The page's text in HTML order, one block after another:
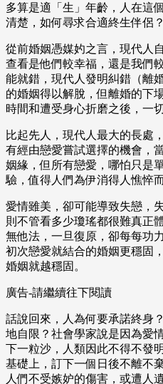
多算是適「生」年齡，人在這
清楚，如何尋求合適終生伴侶？
從前婚姻憑媒妁之言，現代人
查看是他們較幸福，還是我們
能就錯，現代人發明糾錯（離
的婚姻得以解脫，但離婚的下
時間和遭受身心折磨之後，一
比起先人，現代人最大的長處
有經由戀愛嘗試選擇的機會，
姻緣，但所有戀愛，哪怕只是
驗，值得人們為伊消得人憔悴
愛情雖美，卻可能導致失戀，
則不管看多少瓊瑤都很難真正
無他法，一旦復原，卻每每功
初次戀愛就結合的婚姻更穩固
婚姻就越穩固。
廣告-請繼續往下閱讀
話說回來，人為何要承諾終身
地自限？社會學家說是因為愛
下一粒沙，人類因此不得不發
基礎上，訂下一個日後不離不
人們不受嫉妒的傷害，或遭人